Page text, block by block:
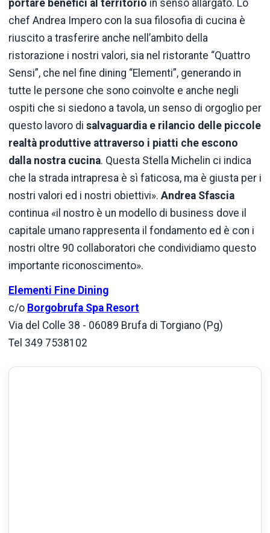
portare benefici al territorio in senso allargato. Lo
chef Andrea Impero con la sua filosofia di cucina è
riuscito a trasferire anche nell’ambito della
ristorazione i nostri valori, sia nel ristorante “Quattro
Sensi”, che nel fine dining “Elementi”, generando in
tutte le persone che sono coinvolte e anche negli
ospiti che si siedono a tavola, un senso di orgoglio per
questo lavoro di salvaguardia e rilancio delle piccole
realtà produttive attraverso i piatti che escono
dalla nostra cucina. Questa Stella Michelin ci indica
che la strada intrapresa è sì faticosa, ma è giusta per i
nostri valori ed i nostri obiettivi». Andrea Sfascia
continua «il nostro è un modello di business dove il
capitale umano rappresenta il fondamento ed è con i
nostri oltre 90 collaboratori che condividiamo questo
importante riconoscimento».
Elementi Fine Dining
c/o Borgobrufa Spa Resort
Via del Colle 38 - 06089 Brufa di Torgiano (Pg)
Tel 349 7538102